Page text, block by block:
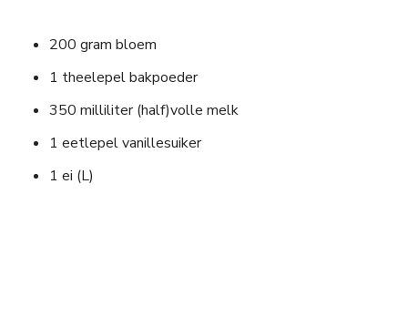
200 gram bloem
1 theelepel bakpoeder
350 milliliter (half)volle melk
1 eetlepel vanillesuiker
1 ei (L)